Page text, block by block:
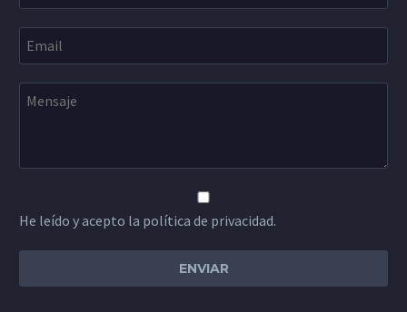
He leído y acepto la política de privacidad.